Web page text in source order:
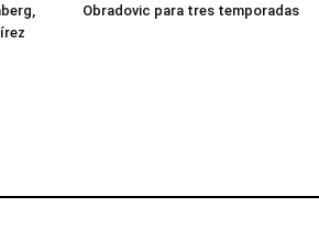
Obradovic para tres temporadas